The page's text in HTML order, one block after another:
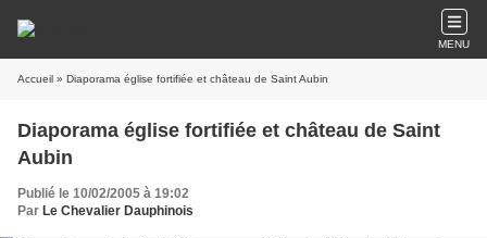
MENU
Accueil » Diaporama église fortifiée et château de Saint Aubin
Diaporama église fortifiée et château de Saint
Aubin
Publié le 10/02/2005 à 19:02
Par Le Chevalier Dauphinois